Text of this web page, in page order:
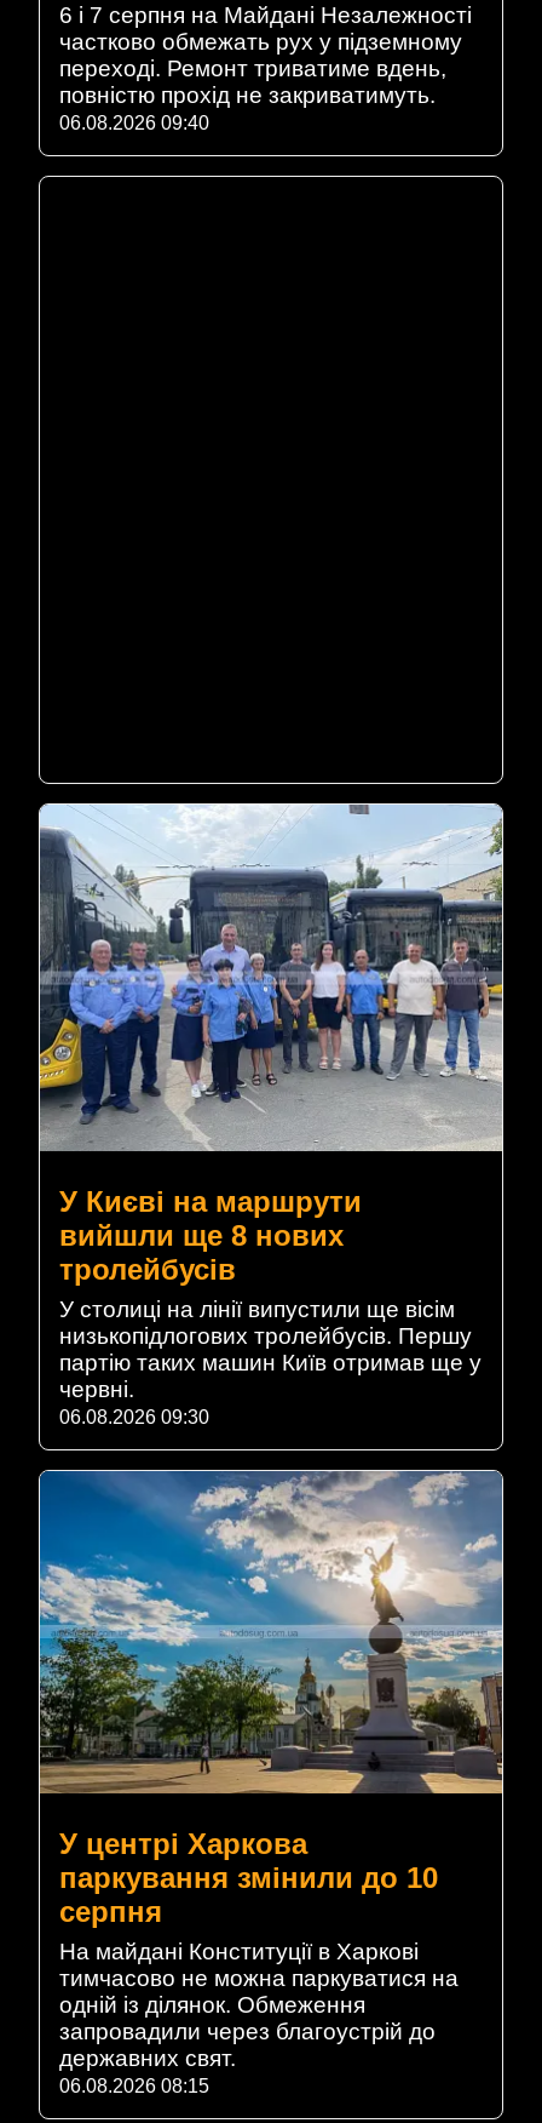
6 і 7 серпня на Майдані Незалежності
частково обмежать рух у підземному
переході. Ремонт триватиме вдень,
повністю прохід не закриватимуть.
06.08.2026 09:40
У Києві на маршрути
вийшли ще 8 нових
тролейбусів
У столиці на лінії випустили ще вісім
низькопідлогових тролейбусів. Першу
партію таких машин Київ отримав ще у
червні.
06.08.2026 09:30
У центрі Харкова
паркування змінили до 10
серпня
На майдані Конституції в Харкові
тимчасово не можна паркуватися на
одній із ділянок. Обмеження
запровадили через благоустрій до
державних свят.
06.08.2026 08:15